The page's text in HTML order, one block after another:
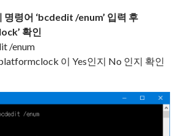
명령어 ‘bcdedit /enum’ 입력 후
확인
/enum
이 Yes인지 No 인지 확인